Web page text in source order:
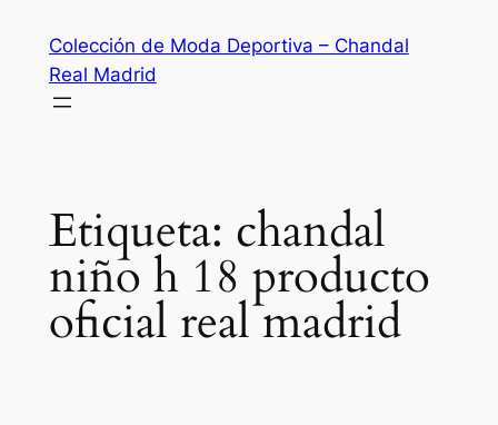
contenido
Colección de Moda Deportiva – Chandal
Real Madrid
Etiqueta: chandal
niño h 18 producto
oficial real madrid